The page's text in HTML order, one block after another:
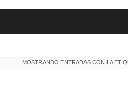
MOSTRANDO ENTRADAS CON LA